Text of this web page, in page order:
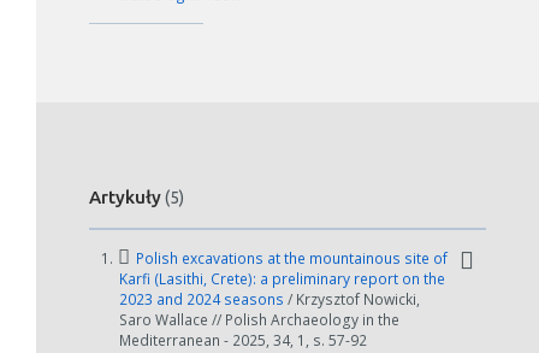
Artykuły(5)
1.
Polish excavations at the mountainous site of
Karfi (Lasithi, Crete): a preliminary report on the
2023 and 2024 seasons / Krzysztof Nowicki,
Saro Wallace // Polish Archaeology in the
Mediterranean - 2025, 34, 1, s. 57-92